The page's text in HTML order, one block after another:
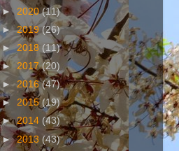
► 2020(11)
►2019(26)
►2018 (11)
►2017(20)
►2016(47)
► 2015(19)
►2014 (43)
►2013 (43)